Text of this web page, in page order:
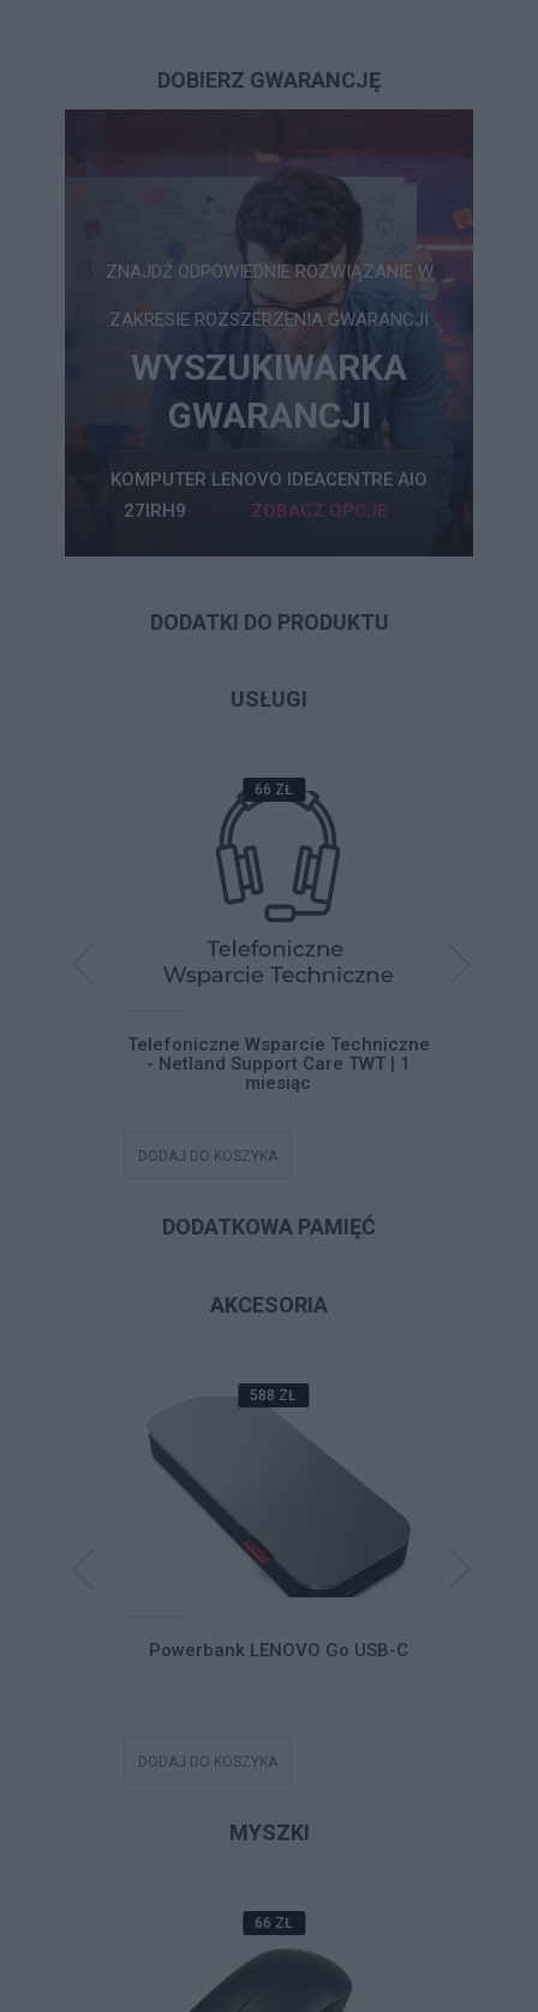
DOBIERZ GWARANCJĘ
ZNAJDŹ ODPOWIEDNIE ROZWIĄZANIE W
ZAKRESIE ROZSZERZENIA GWARANCJI
WYSZUKIWARKA
GWARANCJI
KOMPUTER LENOVO IDEACENTRE AIO
27IRH9
ZOBACZ OPCJE
DODATKI DO PRODUKTU
USŁUGI
66 ZŁ
Telefoniczne Wsparcie Techniczne
- Netland Support Care TWT | 1
miesiąc
DODAJ DO KOSZYKA
DODATKOWA PAMIĘĆ
AKCESORIA
588 ZŁ
Powerbank LENOVO Go USB-C
DODAJ DO KOSZYKA
MYSZKI
66 ZŁ